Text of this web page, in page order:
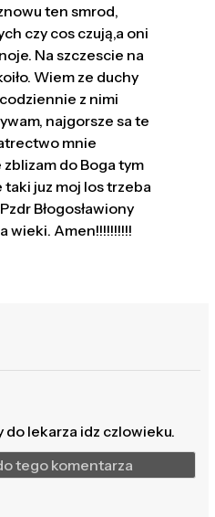
ten smrod,
czy cos czują,a oni
Na szczescie na
Wiem ze duchy
z nimi
najgorsze sa te
mnie
do Boga tym
taki juz moj los trzeba
Błogosławiony
wieki. Amen!!!!!!!!!!
do lekarza idz czlowieku.
tego komentarza